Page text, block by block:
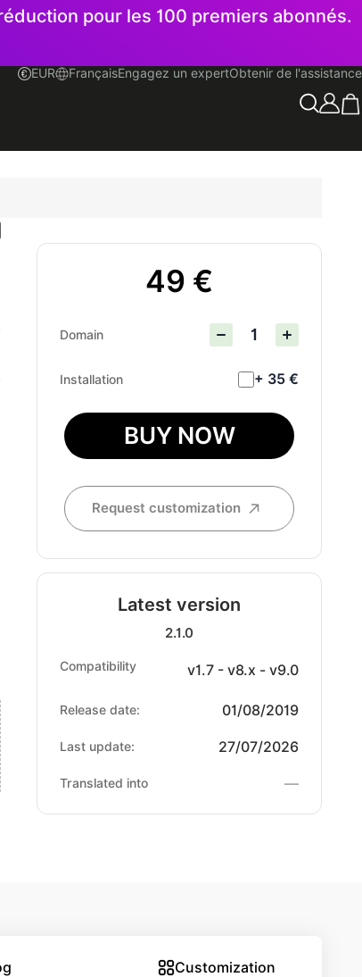
pour les 100 premiers abonnés.
EUR Français
Français Engagez un expertObtenir de l'assistance
49 €
Domain
Installation + 35 €
BUY NOW
Request customization
Latest version
2.1.0
Compatibility v1.7 - v8.x - v9.0
Release date: 01/08/2019
Last update: 27/07/2026
Translated into —
Customization